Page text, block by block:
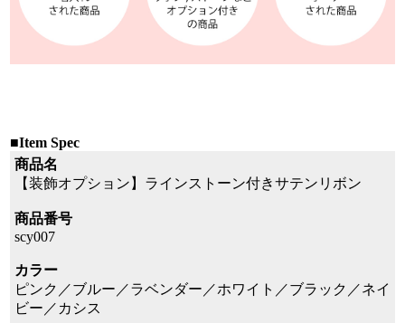
■Item Spec
商品名
【装飾オプション】ラインストーン付きサテンリボン
商品番号
scy007
カラー
ピンク／ブルー／ラベンダー／ホワイト／ブラック／ネイ
ビー／カシス